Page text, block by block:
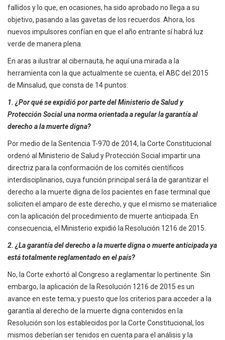
fallidos y lo que, en ocasiones, ha sido aprobado no llega a su
objetivo, pasando a las gavetas de los recuerdos. Ahora, los
nuevos impulsores confían en que el año entrante sí habrá luz
verde de manera plena.
En aras a ilustrar al cibernauta, he aquí una mirada a la
herramienta con la que actualmente se cuenta, el ABC del 2015
de Minsalud, que consta de 14 puntos:
1. ¿Por qué se expidió por parte del Ministerio de Salud y
Protección Social una norma orientada a regular la garantía al
derecho a la muerte digna?
Por medio de la Sentencia T-970 de 2014, la Corte Constitucional
ordenó al Ministerio de Salud y Protección Social impartir una
directriz para la conformación de los comités científicos
interdisciplinarios, cuya función principal será la de garantizar el
derecho a la muerte digna de los pacientes en fase terminal que
soliciten el amparo de este derecho, y que el mismo se materialice
con la aplicación del procedimiento de muerte anticipada. En
consecuencia, el Ministerio expidió la Resolución 1216 de 2015.
2. ¿La garantía del derecho a la muerte digna o muerte anticipada ya
está totalmente reglamentado en el país?
No, la Corte exhortó al Congreso a reglamentar lo pertinente. Sin
embargo, la aplicación de la Resolución 1216 de 2015 es un
avance en este tema; y puesto que los criterios para acceder a la
garantía al derecho de la muerte digna contenidos en la
Resolución son los establecidos por la Corte Constitucional, los
mismos deberían ser tenidos en cuenta para el análisis y la